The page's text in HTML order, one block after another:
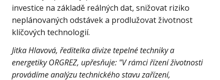
investice na základě reálných dat, snižovat riziko
neplánovaných odstávek a prodlužovat životnost
klíčových technologií.
Jitka Hlavová, ředitelka divize tepelné techniky a
energetiky ORGREZ, upřesňuje: "V rámci řízení životnosti
provádíme analýzu technického stavu zařízení,